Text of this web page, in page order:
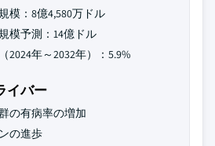
模：8億4,580万ドル
模予測：14億ドル
2024年～2032年）：5.9%
イバー
の有病率の増加
の進歩